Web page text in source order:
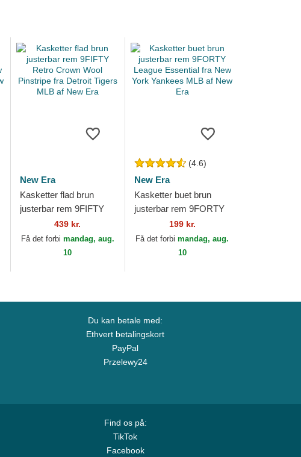
New Era
Kasketter flad brun
justerbar rem 9FIFTY
Retro Crown Wool
Pinstripe fra Detroit
Tigers MLB af New...
439 kr.
Få det forbi mandag, aug.
10
(4.6)
New Era
Kasketter buet brun
justerbar rem 9FORTY
League Essential fra
New York Yankees MLB
199 kr.
Få det forbimandag, aug.
10
Du kan betale med:
Ethvert betalingskort
PayPal
Przelewy24
Find os på:
TikTok
Facebook